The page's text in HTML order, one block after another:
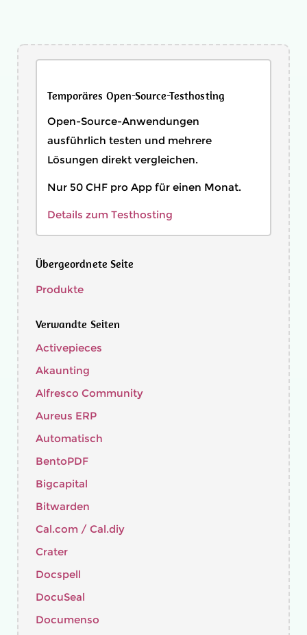
Temporäres Open-Source-Testhosting
Open-Source-Anwendungen
ausführlich testen und mehrere
Lösungen direkt vergleichen.
Nur 50 CHF pro App für einen Monat.
Details zum Testhosting
Übergeordnete Seite
Produkte
Verwandte Seiten
Activepieces
Akaunting
Alfresco Community
Aureus ERP
Automatisch
BentoPDF
Bigcapital
Bitwarden
Cal.com / Cal.diy
Crater
Docspell
DocuSeal
Documenso